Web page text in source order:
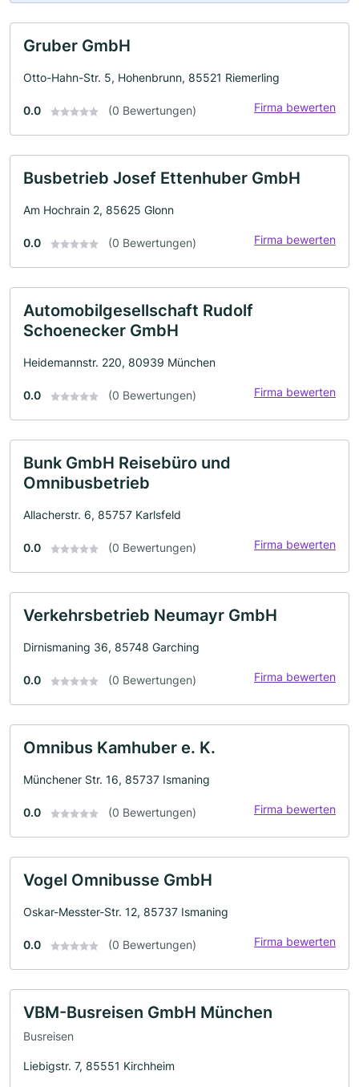
Gruber GmbH
Otto-Hahn-Str. 5, Hohenbrunn, 85521 Riemerling
0.0 (0 Bewertungen) Firma bewerten
Busbetrieb Josef Ettenhuber GmbH
Am Hochrain 2, 85625 Glonn
0.0 (0 Bewertungen) Firma bewerten
Automobilgesellschaft Rudolf
Schoenecker GmbH
Heidemannstr. 220, 80939 München
0.0 (0 Bewertungen) Firma bewerten
Bunk GmbH Reisebüro und
Omnibusbetrieb
Allacherstr. 6, 85757 Karlsfeld
0.0 (0 Bewertungen) Firma bewerten
Verkehrsbetrieb Neumayr GmbH
Dirnismaning 36, 85748 Garching
0.0 (0 Bewertungen) Firma bewerten
Omnibus Kamhuber e. K.
Münchener Str. 16, 85737 Ismaning
0.0 (0 Bewertungen) Firma bewerten
Vogel Omnibusse GmbH
Oskar-Messter-Str. 12, 85737 Ismaning
0.0 (0 Bewertungen) Firma bewerten
VBM-Busreisen GmbH München
Busreisen
Liebigstr. 7, 85551 Kirchheim